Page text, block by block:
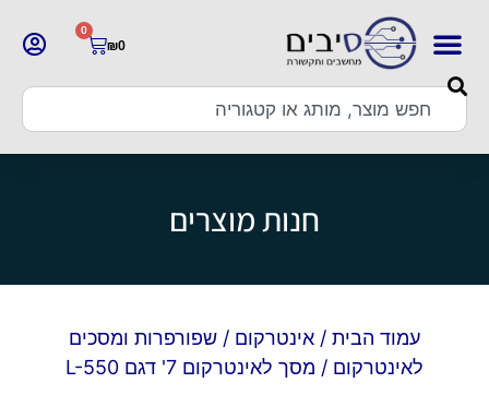
₪0
0
חנות מוצרים
עמוד הבית / אינטרקום / שפורפרות ומסכים
לאינטרקום / מסך לאינטרקום 7' דגם L-550